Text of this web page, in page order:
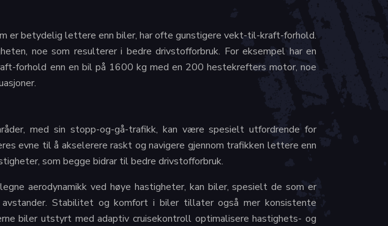
betydelig lettere enn biler, har ofte gunstigere vekt-til-kraft-forhold.
noe som resulterer i bedre drivstofforbruk. For eksempel har en
forhold enn en bil på 1600 kg med en 200 hestekrefters motor, noe
med sin stopp-og-gå-trafikk, kan være spesielt utfordrende for
evne til å akselerere raskt og navigere gjennom trafikken lettere enn
som begge bidrar til bedre drivstofforbruk.
aerodynamikk ved høye hastigheter, kan biler, spesielt de som er
Stabilitet og komfort i biler tillater også mer konsistente
biler utstyrt med adaptiv cruisekontroll optimalisere hastighets- og